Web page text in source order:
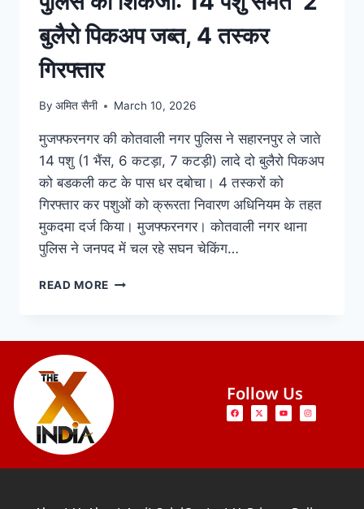
बुलैरो पिकअप जब्त, 4 तस्कर
गिरफ्तार
By अमित सैनी March 10, 2026
मुजफ्फरनगर की कोतवाली नगर पुलिस ने सहारनपुर ले जाते
14 पशु (1 भैंस, 6 कटड़ा, 7 कटड़ी) लादे दो बुलैरो पिकअप
को बडकली कट के पास धर दबोचा। 4 तस्करों को
गिरफ्तार कर पशुओं को क्रूरता निवारण अधिनियम के तहत
मुकदमा दर्ज किया। मुजफ्फरनगर। कोतवाली नगर थाना
पुलिस ने जनपद में चल रहे सघन चेकिंग…
READ MORE
Follow Us